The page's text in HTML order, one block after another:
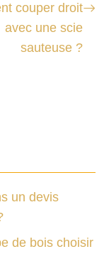
couper droit
avec une scie
sauteuse ?
un devis
de bois choisir